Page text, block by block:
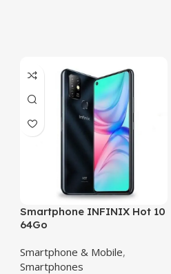
Smartphone INFINIX Hot 10
64Go
Smartphone & Mobile,
Smartphones